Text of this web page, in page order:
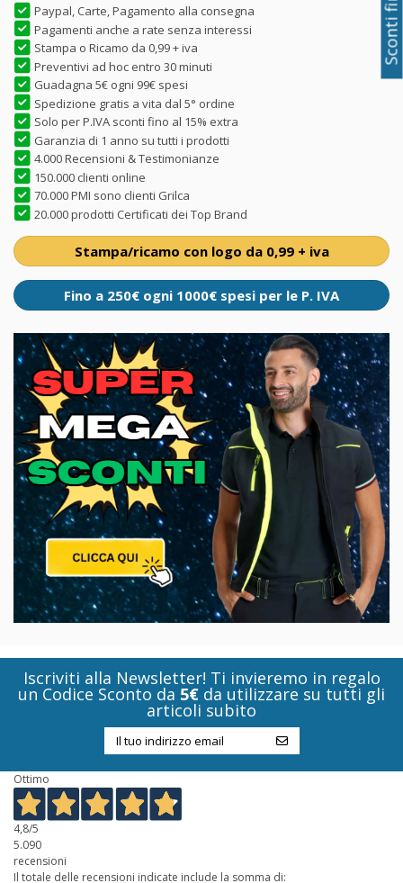
Paypal, Carte, Pagamento alla consegna
Pagamenti anche a rate senza interessi
Stampa o Ricamo da 0,99 + iva
Preventivi ad hoc entro 30 minuti
Guadagna 5€ ogni 99€ spesi
Spedizione gratis a vita dal 5° ordine
Solo per P.IVA sconti fino al 15% extra
Garanzia di 1 anno su tutti i prodotti
4.000 Recensioni & Testimonianze
150.000 clienti online
70.000 PMI sono clienti Grilca
20.000 prodotti Certificati dei Top Brand
Stampa/ricamo con logo da 0,99 + iva
Fino a 250€ ogni 1000€ spesi per le P. IVA
Iscriviti alla Newsletter! Ti invieremo in regalo
un Codice Sconto da 5€ da utilizzare su tutti gli
articoli subito
Ottimo
4,8/5
5.090
recensioni
Il totale delle recensioni indicate include la somma di: